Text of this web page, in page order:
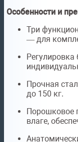
Особенности и
Три
— для
Прочная
до 150 кг.
Порошковое
влаге,